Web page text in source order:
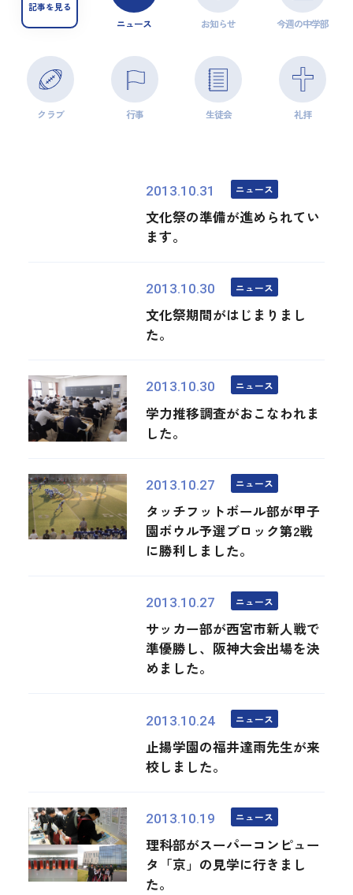
記事を見る
ニュース お知らせ 今週の中学部
クラブ 行事 生徒会 礼拝
2013.10.31 ニュース
文化祭の準備が進められてい
ます。
2013.10.30 ニュース
文化祭期間がはじまりまし
た。
2013.10.30 ニュース
学力推移調査がおこなわれま
した。
2013.10.27 ニュース
タッチフットボール部が甲子
園ボウル予選ブロック第2戦
に勝利しました。
2013.10.27 ニュース
サッカー部が西宮市新人戦で
準優勝し、阪神大会出場を決
めました。
2013.10.24 ニュース
止揚学園の福井達雨先生が来
校しました。
2013.10.19 ニュース
理科部がスーパーコンピュー
タ「京」の見学に行きまし
た。